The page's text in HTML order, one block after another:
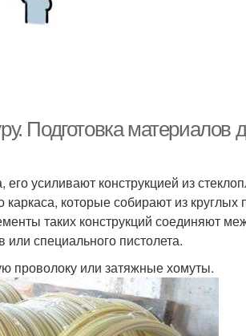
Подготовка материалов
усиливают конструкцией из
которые собирают из круглых
таких конструкций соединяют
специального пистолета.
проволоку или затяжные хомуты.